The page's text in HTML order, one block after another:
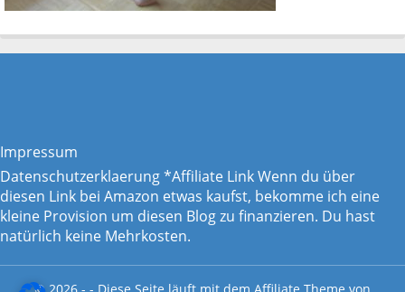
Impressum
Datenschutzerklaerung*Affiliate Link Wenn du über
diesen Link bei Amazon etwas kaufst, bekomme ich eine
kleine Provision um diesen Blog zu finanzieren. Du hast
natürlich keine Mehrkosten.